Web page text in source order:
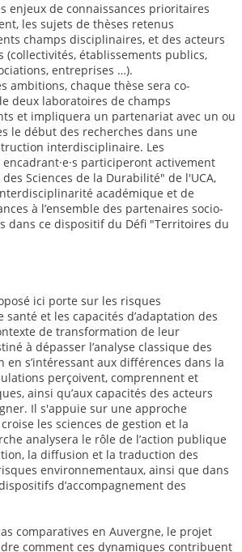
enjeux de connaissances prioritaires
les sujets de thèses retenus
champs disciplinaires, et des acteurs
établissements publics,
entreprises …).
ambitions, chaque thèse sera co-
deux laboratoires de champs
et impliquera un partenariat avec un ou
le début des recherches dans une
interdisciplinaire. Les
encadrant·e·s participeront activement
Sciences de la Durabilité" de l'UCA,
académique et de
à l’ensemble des partenaires socio-
dans ce dispositif du Défi "Territoires du
ici porte sur les risques
et les capacités d’adaptation des
de transformation de leur
à dépasser l’analyse classique des
en s’intéressant aux différences dans la
perçoivent, comprennent et
ainsi qu’aux capacités des acteurs
Il s'appuie sur une approche
les sciences de gestion et la
analysera le rôle de l’action publique
la diffusion et la traduction des
environnementaux, ainsi que dans
d’accompagnement des
comparatives en Auvergne, le projet
comment ces dynamiques contribuent